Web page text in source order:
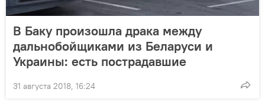
В Баку произошла драка между
дальнобойщиками из Беларуси и
Украины: есть пострадавшие
31 августа 2018, 16:24